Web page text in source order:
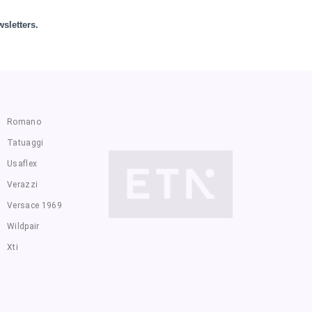
Romano
Tatuaggi
Usaflex
Verazzi
Versace 1969
Wildpair
Xti